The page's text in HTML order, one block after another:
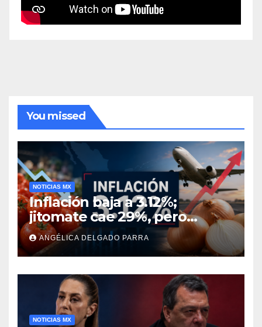
You missed
NOTICIAS MX
Inflación baja a 3.12%;
jitomate cae 29%, pero
cebolla y vuelos se
encarecen
ANGÉLICA DELGADO PARRA
NOTICIAS MX